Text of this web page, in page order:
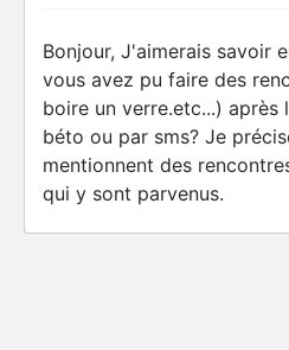
Bonjour, J'aimerais savoir
vous avez pu faire des
boire un verre.etc...) après
béto ou par sms? Je
mentionnent des
qui y sont parvenus.